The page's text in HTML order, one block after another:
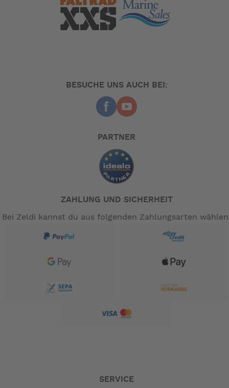
BESUCHE UNS AUCH BEI:
PARTNER
ZAHLUNG UND SICHERHEIT
Bei Zeldi kannst du aus folgenden Zahlungsarten
SERVICE